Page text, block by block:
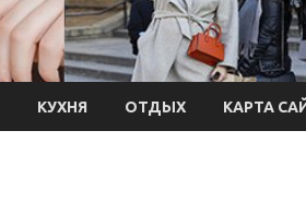
КУХНЯ ОТДЫХ КАРТА